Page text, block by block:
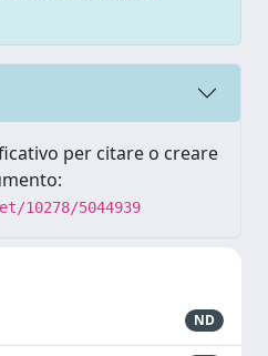
per citare o creare
10278/5044939
ND